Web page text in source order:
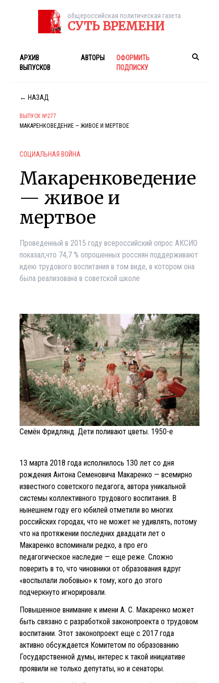
общероссийская политическая газета
СУТЬ ВРЕМЕНИ
АРХИВ
ВЫПУСКОВ
АВТОРЫ
ОФОРМИТЬ
ПОДПИСКУ
← НАЗАД
ВЫПУСК №277
МАКАРЕНКОВЕДЕНИЕ — ЖИВОЕ И МЕРТВОЕ
СОЦИАЛЬНАЯ ВОЙНА
Макаренковедение
— живое и
мертвое
Проведенный в 2015 году всероссийский опрос АКСИО
показал,что 74,7 % опрошенных россиян поддерживают
идею трудового воспитания в том виде, в котором она
была реализована в советской школе
Семён Фридлянд. Дети поливают цветы. 1950-е
13 марта 2018 года исполнилось 130 лет со дня
рождения Антона Семеновича Макаренко — всемирно
известного советского педагога, автора уникальной
системы коллективного трудового воспитания. В
нынешнем году его юбилей отметили во многих
российских городах, что не может не удивлять, потому
что на протяжении последних двадцати лет о
Макаренко вспоминали редко, а про его
педагогическое наследие — еще реже. Сложно
поверить в то, что чиновники от образования вдруг
«воспылали любовью» к тому, кого до этого
подчеркнуто игнорировали.
Повышенное внимание к имени А. С. Макаренко может
быть связано с разработкой законопроекта о трудовом
воспитании. Этот законопроект еще с 2017 года
активно обсуждается Комитетом по образованию
Государственной думы, интерес к такой инициативе
проявили не только депутаты, но и сенаторы.